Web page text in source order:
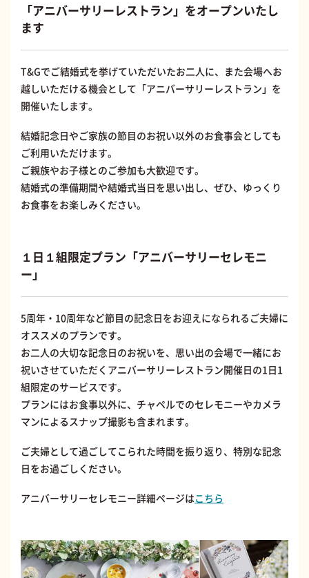
「アニバーサリーレストラン」をオープンいたし
ます
T&Gでご結婚式を挙げていただいたお二人に、また会場へお
越しいただける機会として「アニバーサリーレストラン」を
開催いたします。
結婚記念日やご家族の節目のお祝い以外のお食事会としても
ご利用いただけます。
ご親族やお子様とのご参加も大歓迎です。
結婚式の準備期間や結婚式当日を思い出し、ぜひ、ゆっくり
お食事をお楽しみください。
１日１組限定プラン「アニバーサリーセレモニ
ー」
5周年・10周年など節目の記念日をお迎えになられるご夫婦に
オススメのプランです。
お二人の大切な記念日のお祝いを、思い出の会場で一緒にお
祝いさせていただくアニバーサリーレストラン開催日の1日1
組限定のサービスです。
プランにはお食事以外に、チャペルでのセレモニーやカメラ
マンによるスナップ撮影も含まれます。
ご夫婦として過ごしてこられた時間を振り返り、特別な記念
日をお過ごしください。
アニバーサリーセレモニー詳細ページはこちら